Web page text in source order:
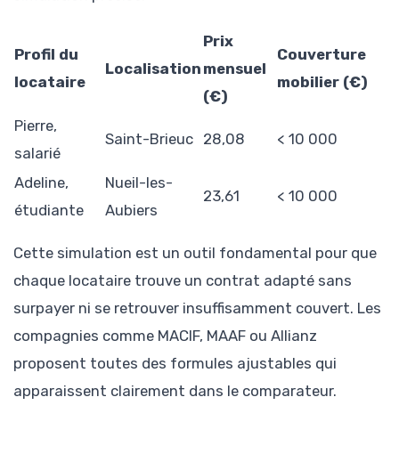
Profil du
locataire
Localisation
Prix
mensuel
(€)
Couverture
mobilier (€)
Pierre,
salarié
Saint-Brieuc 28,08 < 10 000
Adeline,
étudiante
Nueil-les-
Aubiers
23,61 < 10 000
Cette simulation est un outil fondamental pour que
chaque locataire trouve un contrat adapté sans
surpayer ni se retrouver insuffisamment couvert. Les
compagnies comme MACIF, MAAF ou Allianz
proposent toutes des formules ajustables qui
apparaissent clairement dans le comparateur.